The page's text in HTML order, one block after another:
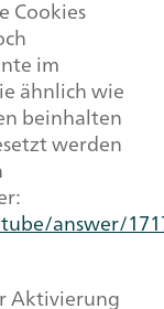
Cookies
im
ähnlich wie
beinhalten
werden
answer/
Aktivierung